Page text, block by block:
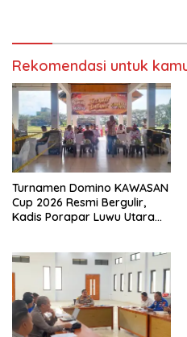
Rekomendasi untuk
Turnamen Domino KAWASAN
Cup 2026 Resmi Bergulir,
Kadis Porapar Luwu Utara